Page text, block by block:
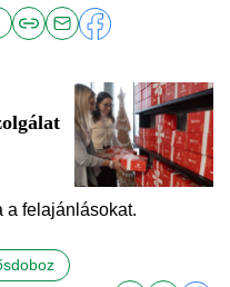
a felajánlásokat.